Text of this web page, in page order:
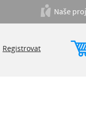
Registrovat
Naše